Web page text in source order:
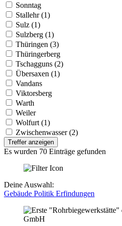
Sonntag
Stallehr (1)
Sulz (1)
Sulzberg (1)
Thüringen (3)
Thüringerberg
Tschagguns (2)
Übersaxen (1)
Vandans
Viktorsberg
Warth
Weiler
Wolfurt (1)
Zwischenwasser (2)
Treffer anzeigen
Es wurden 70 Einträge gefunden
Deine Auswahl:
Gebäude Politik Erfindungen